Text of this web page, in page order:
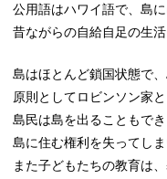
公用語はハワイ語で、島
昔ながらの自給自足の生
島はほとんど鎖国状態で
原則としてロビンソン家
島民は島を出ることもで
島に住む権利を失ってしま
また子どもたちの教育は